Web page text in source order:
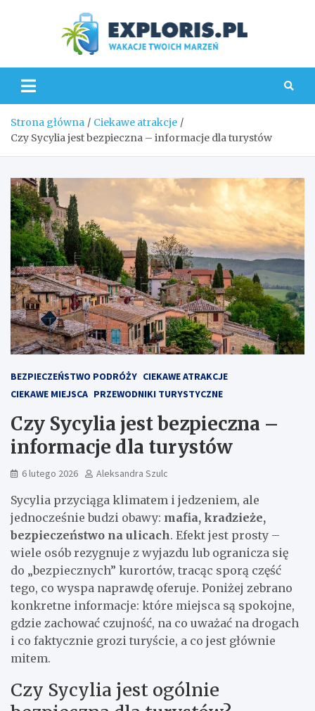
Strona główna
Ciekawe atrakcje
Czy Sycylia jest bezpieczna – informacje dla turystów
BEZPIECZEŃSTWO PODRÓŻY CIEKAWE ATRAKCJE
CIEKAWE MIEJSCA PRZEWODNIKI TURYSTYCZNE
Czy Sycylia jest bezpieczna –
informacje dla turystów
6 lutego 2026 Aleksandra Szulc
Sycylia przyciąga klimatem i jedzeniem, ale
jednocześnie budzi obawy: mafia, kradzieże,
bezpieczeństwo na ulicach. Efekt jest prosty –
wiele osób rezygnuje z wyjazdu lub ogranicza się
do „bezpiecznych” kurortów, tracąc sporą część
tego, co wyspa naprawdę oferuje. Poniżej zebrano
konkretne informacje: które miejsca są spokojne,
gdzie zachować czujność, na co uważać na drogach
i co faktycznie grozi turyście, a co jest głównie
mitem.
Czy Sycylia jest ogólnie